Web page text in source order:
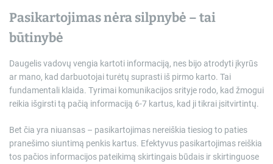
Pasikartojimas nėra silpnybė – tai
būtinybė
Daugelis vadovų vengia kartoti informaciją, nes bijo atrodyti įkyrūs
ar mano, kad darbuotojai turėtų suprasti iš pirmo karto. Tai
fundamentali klaida. Tyrimai komunikacijos srityje rodo, kad žmogui
reikia išgirsti tą pačią informaciją 6-7 kartus, kad ji tikrai įsitvirtintų.
Bet čia yra niuansas – pasikartojimas nereiškia tiesiog to paties
pranešimo siuntimą penkis kartus. Efektyvus pasikartojimas reiškia
tos pačios informacijos pateikimą skirtingais būdais ir skirtinguose